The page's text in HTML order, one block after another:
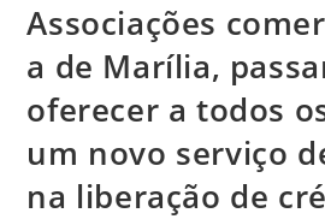
Associações
a de Marília,
oferecer a todos
um novo serviço
na liberação de